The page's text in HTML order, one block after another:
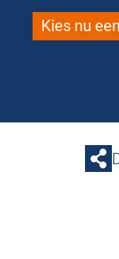
Kies nu